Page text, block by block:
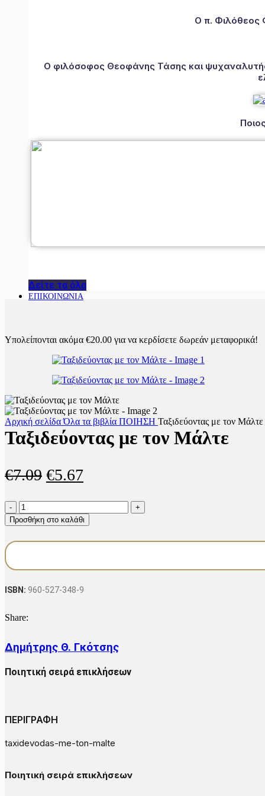
Ο π. Φιλόθεος
Ο φιλόσοφος Θεοφάνης Τάσης και
Δείτε τα όλα
ΕΠΙΚΟΙΝΩΝΙΑ
Υπολείπονται ακόμα €20.00 για να κερδίσετε δωρεάν μεταφορικά!
Αρχική σελίδαΌλα τα βιβλία ΠΟΙΗΣΗ Ταξιδεύοντας με τον Μάλτε
Ταξιδεύοντας με τον Μάλτε
€7.09 Original
was:
€7.09.
€5.67Η
τιμή
είναι:
Ταξιδεύοντας
με
τον
Προσθήκη στο καλάθι
ISBN: 960-527-348-9
Share:
Δημήτρης Θ. Γκότσης
Ποιητική σειρά επικλήσεων
ΠΕΡΙΓΡΑΦΗ
taxidevodas-me-ton-malte
Ποιητική σειρά επικλήσεων